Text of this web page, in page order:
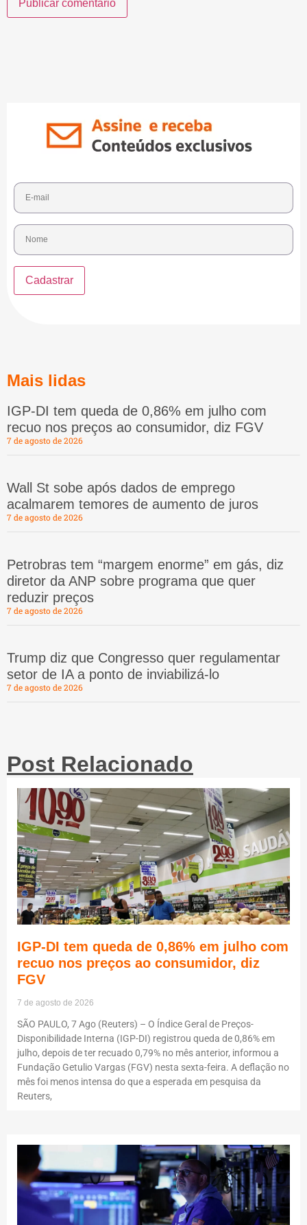
Mais lidas
IGP-DI tem queda de 0,86% em julho com
recuo nos preços ao consumidor, diz FGV
7 de agosto de 2026
Wall St sobe após dados de emprego
acalmarem temores de aumento de juros
7 de agosto de 2026
Petrobras tem “margem enorme” em gás, diz
diretor da ANP sobre programa que quer
reduzir preços
7 de agosto de 2026
Trump diz que Congresso quer regulamentar
setor de IA a ponto de inviabilizá-lo
7 de agosto de 2026
Post Relacionado
IGP-DI tem queda de 0,86% em julho com
recuo nos preços ao consumidor, diz
FGV
7 de agosto de 2026
SÃO PAULO, 7 Ago (Reuters) – O Índice Geral de Preços-
Disponibilidade Interna (IGP-DI) registrou queda de 0,86% em
julho, depois de ter recuado 0,79% no mês anterior, informou a
Fundação Getulio Vargas (FGV) nesta sexta-feira. A deflação no
mês foi menos intensa do que a esperada em pesquisa da
Reuters,